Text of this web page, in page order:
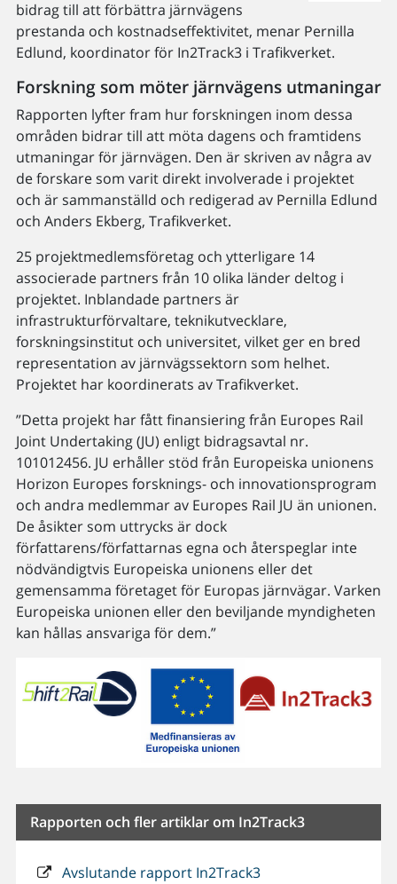
bidrag till att förbättra järnvägens
prestanda och kostnadseffektivitet, menar Pernilla
Edlund, koordinator för In2Track3 i Trafikverket.
Forskning som möter järnvägens utmaningar
Rapporten lyfter fram hur forskningen inom dessa
områden bidrar till att möta dagens och framtidens
utmaningar för järnvägen. Den är skriven av några av
de forskare som varit direkt involverade i projektet
och är sammanställd och redigerad av Pernilla Edlund
och Anders Ekberg, Trafikverket.
25 projektmedlemsföretag och ytterligare 14
associerade partners från 10 olika länder deltog i
projektet. Inblandade partners är
infrastrukturförvaltare, teknikutvecklare,
forskningsinstitut och universitet, vilket ger en bred
representation av järnvägssektorn som helhet.
Projektet har koordinerats av Trafikverket.
”Detta projekt har fått finansiering från Europes Rail
Joint Undertaking (JU) enligt bidragsavtal nr.
101012456. JU erhåller stöd från Europeiska unionens
Horizon Europes forsknings- och innovationsprogram
och andra medlemmar av Europes Rail JU än unionen.
De åsikter som uttrycks är dock
författarens/författarnas egna och återspeglar inte
nödvändigtvis Europeiska unionens eller det
gemensamma företaget för Europas järnvägar. Varken
Europeiska unionen eller den beviljande myndigheten
kan hållas ansvariga för dem.”
Rapporten och fler artiklar om In2Track3
Avslutande rapport In2Track3